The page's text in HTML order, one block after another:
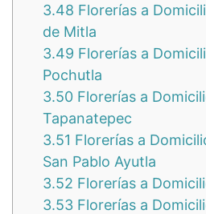
3.48 Florerías a
de Mitla
3.49 Florerías a
Pochutla
3.50 Florerías a
Tapanatepec
3.51 Florerías a
San Pablo Ayutla
3.52 Florerías a
3.53 Florerías a